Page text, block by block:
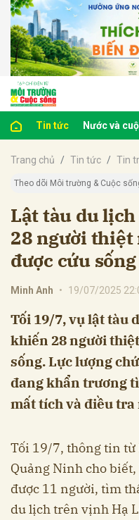
Tin tức Nước và
Trang chủ Tin tức Tin
Theo dõi Môi trường & Cuộc
Lật tàu du
28 người thiệt
được cứu sống
Minh Anh • 19/07/2025
Tối 19/7, vụ lật tàu
khiến 28 người
sống. Lực lượng
đang khẩn trương
mất tích và điều
Tối 19/7, thông tin
Quảng Ninh cho
được 11 người, tìm
du lịch trên vịnh Hạ
luận